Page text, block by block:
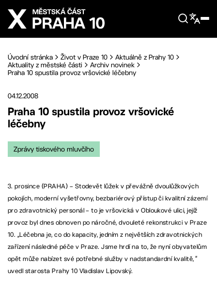
Přejít na hlavní obsah
Úvodní stránka Život v Praze 10
Aktuálně z Prahy 10
Aktuality z městské části
Archiv novinek
Praha 10 spustila provoz vršovické léčebny
04.12.2008
Praha 10 spustila provoz vršovické
léčebny
Zprávy tiskového mluvčího
3. prosince (PRAHA) – Stodevět lůžek v převážně dvoulůžkových
pokojích, moderní vyšetřovny, bezbariérový přístup či kvalitní zázemí
pro zdravotnický personál – to je vršovická v Obloukové ulici, jejíž
provoz byl dnes obnoven po náročné, dvouleté rekonstrukci v Praze
10. „Léčebna je, co do kapacity, jedním z největších zdravotnických
zařízení následné péče v Praze. Jsme hrdí na to, že nyní obyvatelům
opět může nabízet své potřebné služby v nadstandardní kvalitě, “
uvedl starosta Prahy 10 Vladislav Lipovský.